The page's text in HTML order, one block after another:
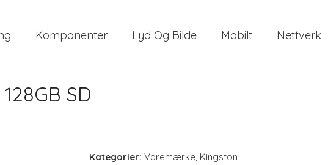
Komponenter Lyd Og Bilde Mobilt Nettverk
SD
Kategorier: Varemærke, Kingston